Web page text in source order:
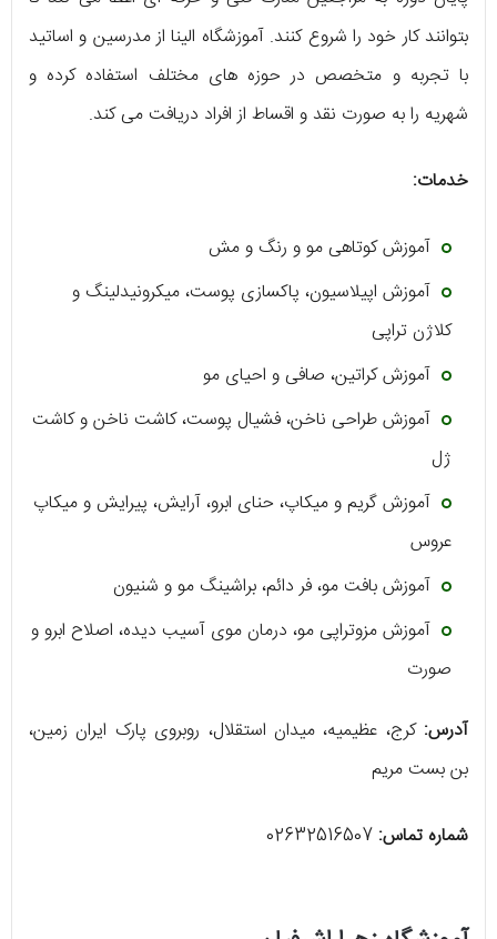
بتوانند کار خود را شروع کنند. آموزشگاه الینا از مدرسین و اساتید
با تجربه و متخصص در حوزه های مختلف استفاده کرده و
شهریه را به صورت نقد و اقساط از افراد دریافت می کند.
خدمات:
آموزش کوتاهی مو و رنگ و مش
آموزش اپیلاسیون، پاکسازی پوست، میکرونیدلینگ و
کلاژن تراپی
آموزش کراتین، صافی و احیای مو
آموزش طراحی ناخن، فشیال پوست، کاشت ناخن و کاشت
ژل
آموزش گریم و میکاپ، حنای ابرو، آرایش، پیرایش و میکاپ
عروس
آموزش بافت مو، فر دائم، براشینگ مو و شنیون
آموزش مزوتراپی مو، درمان موی آسیب دیده، اصلاح ابرو و
صورت
آدرس:کرج، عظیمیه، میدان استقلال، روبروی پارک ایران زمین،
بن‌ بست مریم
شماره تماس: 02632516507